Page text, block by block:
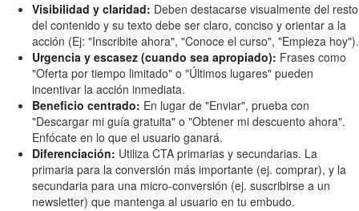
Visibilidad y claridad: Deben destacarse visualmente del resto
del contenido y su texto debe ser claro, conciso y orientar a la
acción (Ej: "Inscribite ahora", "Conoce el curso", "Empieza hoy").
Urgencia y escasez (cuando sea apropiado): Frases como
"Oferta por tiempo limitado" o "Últimos lugares" pueden
incentivar la acción inmediata.
Beneficio centrado: En lugar de "Enviar", prueba con
"Descargar mi guía gratuita" o "Obtener mi descuento ahora".
Enfócate en lo que el usuario ganará.
Diferenciación: Utiliza CTA primarias y secundarias. La
primaria para la conversión más importante (ej. comprar), y la
secundaria para una micro-conversión (ej. suscribirse a un
newsletter) que mantenga al usuario en tu embudo.